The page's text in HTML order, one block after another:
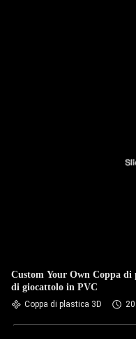
Custom Your Own Coppa di
di giocattolo in PVC
Coppa di plastica 3D